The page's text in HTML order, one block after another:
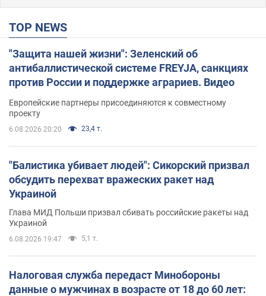
TOP NEWS
"Защита нашей жизни": Зеленский об
антибаллистической системе FREYJA, санкциях
против России и поддержке аграриев. Видео
Европейские партнеры присоединяются к совместному
проекту
6.08.2026 20:20 23,4 т.
"Балистика убивает людей": Сикорский призвал
обсудить перехват вражеских ракет над
Украиной
Глава МИД Польши призвал сбивать российские ракеты над
Украиной
6.08.2026 19:47 5,1 т.
Налоговая служба передаст Минобороны
данные о мужчинах в возрасте от 18 до 60 лет: